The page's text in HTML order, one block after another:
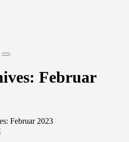
Februar
Februar 2023